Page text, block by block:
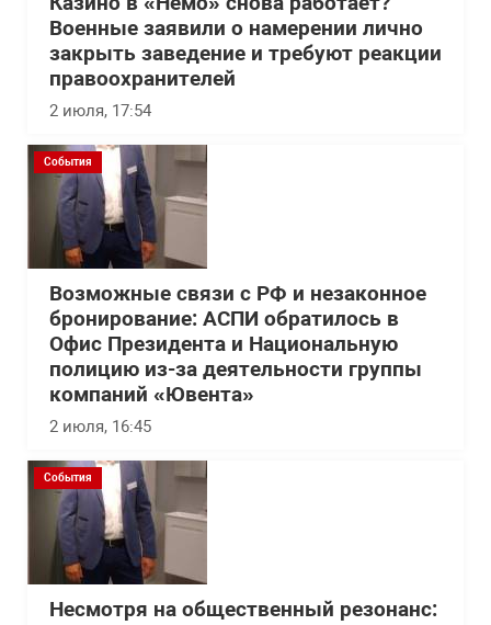
Военные заявили о намерении лично
закрыть заведение и требуют реакции
правоохранителей
2 июля, 17:54
События
Возможные связи с РФ и незаконное
бронирование: АСПИ обратилось в
Офис Президента и Национальную
полицию из-за деятельности группы
компаний «Ювента»
2 июля, 16:45
События
Несмотря на общественный резонанс: